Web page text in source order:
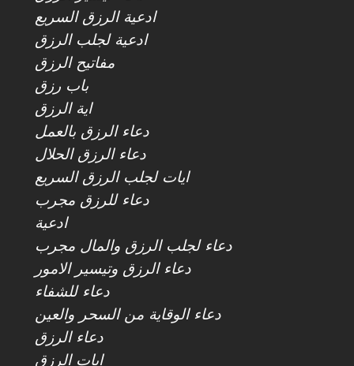
ادعية الرزق السريع
ادعية لجلب الرزق
مفاتيح الرزق
باب رزق
اية الرزق
دعاء الرزق بالعمل
دعاء الرزق الحلال
ايات لجلب الرزق السريع
دعاء للرزق مجرب
ادعية
دعاء لجلب الرزق والمال مجرب
دعاء الرزق وتيسير الامور
دعاء للشفاء
دعاء الوقاية من السحر والعين
دعاء الرزق
ايات الرزق